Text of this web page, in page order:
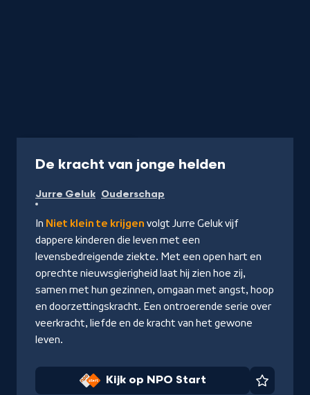
De kracht van jonge helden
NPO
Start
Jurre Geluk Ouderschap
In Niet klein te krijgen volgt Jurre Geluk vijf
dappere kinderen die leven met een
levensbedreigende ziekte. Met een open hart en
oprechte nieuwsgierigheid laat hij zien hoe zij,
samen met hun gezinnen, omgaan met angst, hoop
en doorzettingskracht. Een ontroerende serie over
veerkracht, liefde en de kracht van het gewone
leven.
Kijk op NPO Start